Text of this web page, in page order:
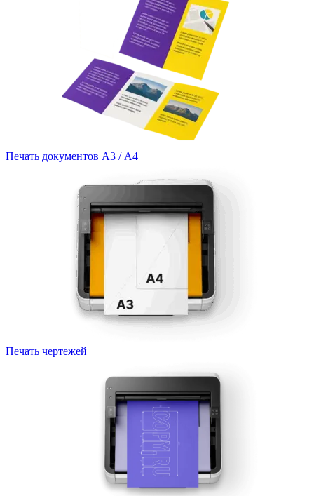
Печать документов А3 / А4
Печать чертежей